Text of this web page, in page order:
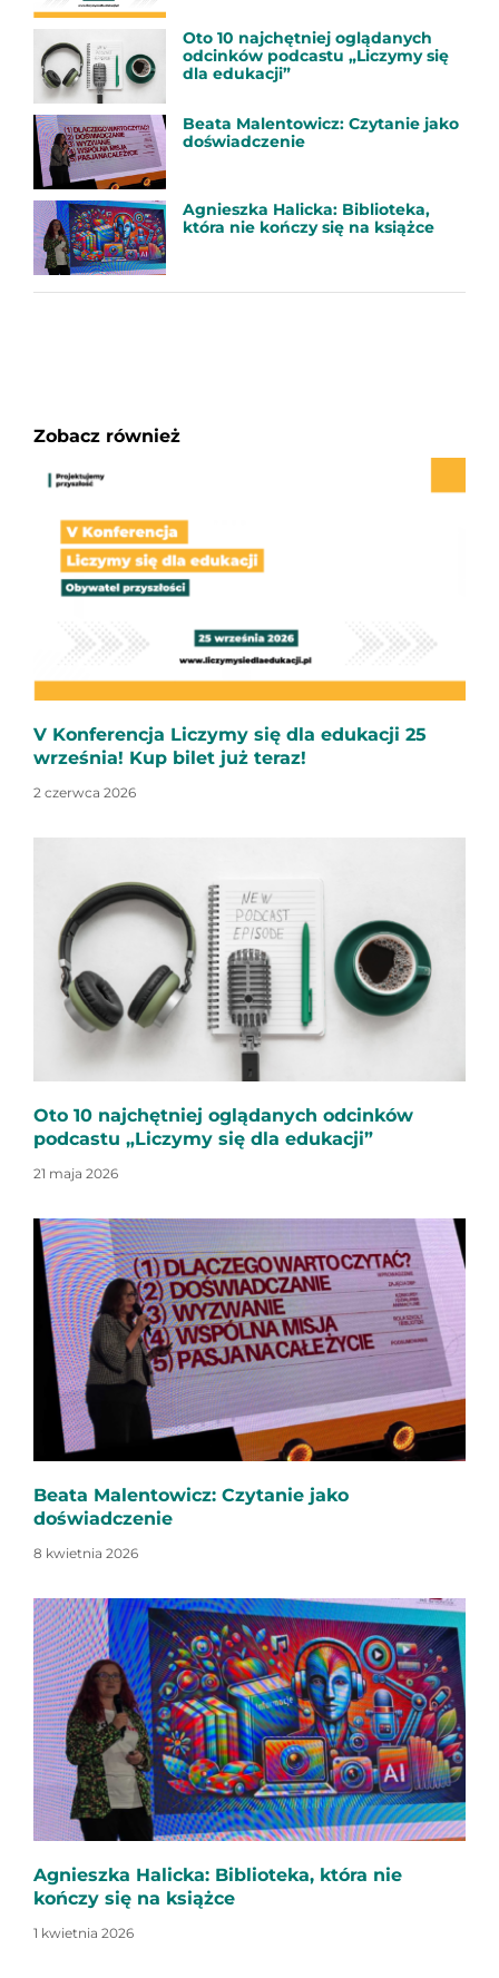
Oto 10 najchętniej oglądanych
odcinków podcastu „Liczymy się
dla edukacji”
Beata Malentowicz: Czytanie jako
doświadczenie
Agnieszka Halicka: Biblioteka,
która nie kończy się na książce
Zobacz również
V Konferencja Liczymy się dla edukacji 25
września! Kup bilet już teraz!
2 czerwca 2026
Oto 10 najchętniej oglądanych odcinków
podcastu „Liczymy się dla edukacji”
21 maja 2026
Beata Malentowicz: Czytanie jako
doświadczenie
8 kwietnia 2026
Agnieszka Halicka: Biblioteka, która nie
kończy się na książce
1 kwietnia 2026